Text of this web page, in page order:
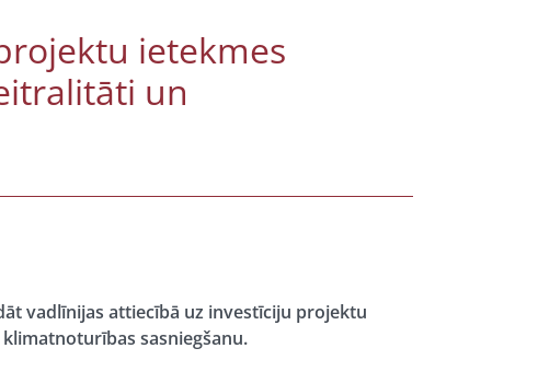
ietekmes
un
vadlīnijas attiecībā uz investīciju projektu
sasniegšanu.